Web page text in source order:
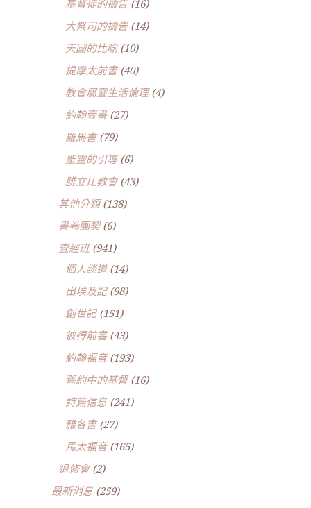
基督徒的禱告(16)
大祭司的禱告(14)
天國的比喻(10)
提摩太前書(40)
教會屬靈生活倫理(4)
約翰壹書(27)
羅馬書(79)
聖靈的引導(6)
腓立比教會(43)
其他分類(138)
書卷團契(6)
查經班(941)
個人談道(14)
出埃及記(98)
創世記(151)
彼得前書(43)
約翰福音(193)
舊約中的基督(16)
詩篇信息 (241)
雅各書(27)
馬太福音(165)
退修會(2)
最新消息 (259)